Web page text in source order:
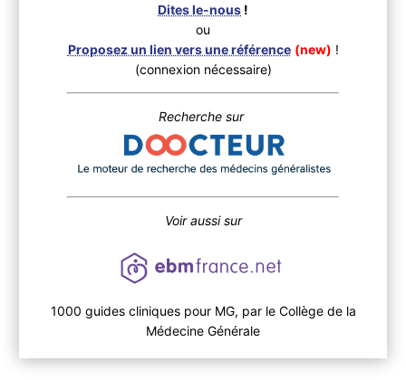
Dites le-nous !
ou
Proposez un lien vers une référence (new) !
(connexion nécessaire)
Recherche sur
Voir aussi sur
1000 guides cliniques pour MG, par le Collège de la
Médecine Générale